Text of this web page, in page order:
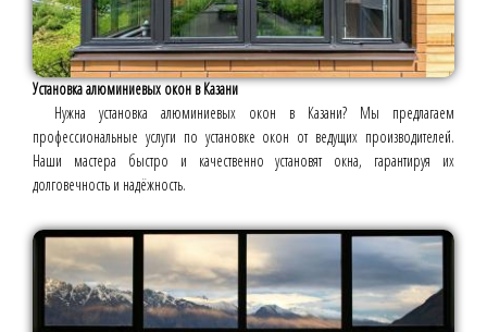
Установка алюминиевых окон в Казани
Нужна установка алюминиевых окон в Казани? Мы предлагаем
профессиональные услуги по установке окон от ведущих производителей.
Наши мастера быстро и качественно установят окна, гарантируя их
долговечность и надёжность.